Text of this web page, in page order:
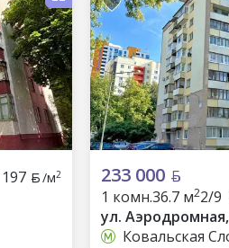
/м2 233 000
1 комн.36.7 м22/9
ул.
Ковальская